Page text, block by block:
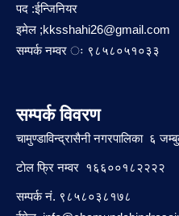
पद :ईन्जिनियर
इमेल ;kksshahi26@gmail.com
सम्पर्क नम्वर ः ९८५८०५१०३३
सम्पर्क विवरण
चामुण्डाविन्द्रासैनी नगरपालिका ६
टाेल फ्रि नम्वर १६६००१८२२२२
सम्पर्क नं. ९८५८०३८१७८